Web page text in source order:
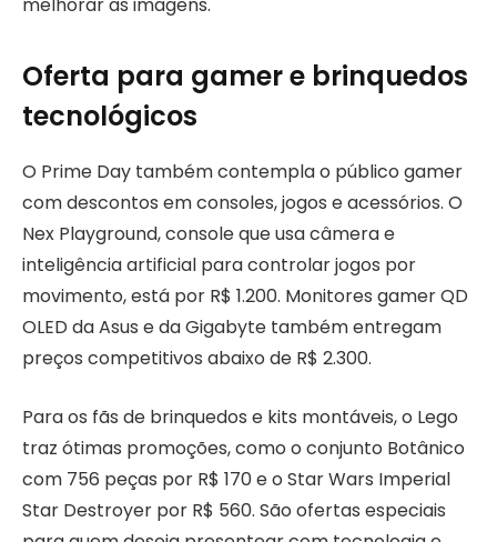
Oferta para gamer e brinquedos
tecnológicos
O Prime Day também contempla o público gamer
com descontos em consoles, jogos e acessórios. O
Nex Playground, console que usa câmera e
inteligência artificial para controlar jogos por
movimento, está por R$ 1.200. Monitores gamer QD
OLED da Asus e da Gigabyte também entregam
preços competitivos abaixo de R$ 2.300.
Para os fãs de brinquedos e kits montáveis, o Lego
traz ótimas promoções, como o conjunto Botânico
com 756 peças por R$ 170 e o Star Wars Imperial
Star Destroyer por R$ 560. São ofertas especiais